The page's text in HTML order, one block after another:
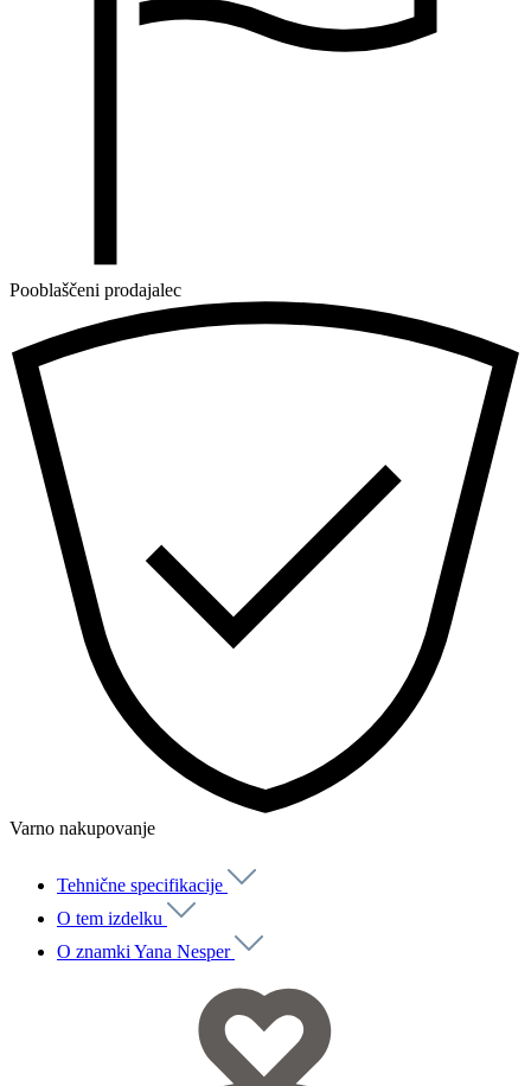
Pooblaščeni prodajalec
Varno nakupovanje
Tehnične specifikacije
O tem izdelku
O znamki Yana Nesper